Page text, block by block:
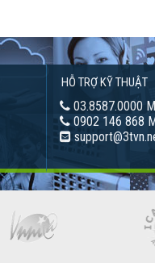
HỖ TRỢ KỸ THUẬT
03.8587.0000
0902 146 868